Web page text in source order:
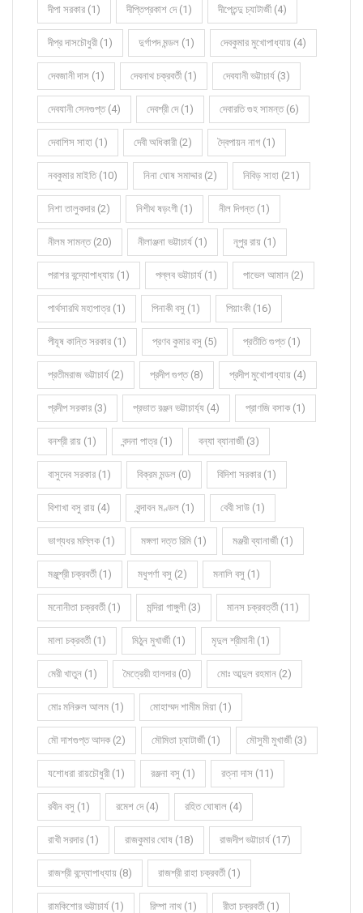
দীপা সরকার (1) দীপ্তিপ্রকাশ দে (1) দীপ্তেন্দু চ্যাটার্জী (4)
দীপ্র দাসচৌধুরী (1) দুর্গাপদ মন্ডল (1) দেবকুমার মুখোপাধ্যায় (4)
দেবজানী দাস (1) দেবনাথ চক্রবর্তী (1) দেবযানী ভট্টাচার্য (3)
দেবযানী সেনগুপ্ত (4) দেবশ্রী দে (1) দেবারতি গুহ সামন্ত (6)
দেবাশিস সাহা (1) দেবী অধিকারী (2) দ্বৈপায়ন নাগ (1)
নবকুমার মাইতি (10) নিনা ঘোষ সমাদ্দার (2) নিবিড় সাহা (21)
নিশা তালুকদার (2) নিশীথ ষড়ংগী (1) নীল দিগন্ত (1)
নীলম সামন্ত (20) নীলাঞ্জনা ভট্টাচার্য (1) নূপুর রায় (1)
পরাশর বন্দ্যোপাধ্যায় (1) পল্লব ভট্টাচার্য (1) পাভেল আমান (2)
পার্থসারথি মহাপাত্র (1) পিনাকী বসু (1) পিয়াংকী (16)
পীযূষ কান্তি সরকার (1) প্রণব কুমার বসু (5) প্রতীতি গুপ্ত (1)
প্রতীমরাজ ভট্টাচার্য (2) প্রদীপ গুপ্ত (8) প্রদীপ মুখোপাধ্যায় (4)
প্রদীপ সরকার (3) প্রভাত রঞ্জন ভট্টাচার্য্য (4) প্রাণজি বসাক (1)
বনশ্রী রায় (1) বন্দনা পাত্র (1) বন্যা ব্যানার্জী (3)
বাসুদেব সরকার (1) বিক্রম মন্ডল (0) বিদিশা সরকার (1)
বিশাখা বসু রায় (4) বৃন্দাবন মণ্ডল (1) বেবী সাউ (1)
ভাগ্যধর মল্লিক (1) মঙ্গলা দত্ত রিমি (1) মঞ্জরী ব্যানার্জী (1)
মঞ্জুশ্রী চক্রবর্তী (1) মধুপর্ণা বসু (2) মনালি বসু (1)
মনোনীতা চক্রবর্তী (1) মন্দিরা গাঙ্গুলী (3) মানস চক্রবর্ত্তী (11)
মালা চক্রবর্তী (1) মিঠুন মুখার্জী (1) মৃদুল শ্রীমানী (1)
মেরী খাতুন (1) মৈত্রেয়ী হালদার (0) মোঃ আব্দুল রহমান (2)
মোঃ মনিরুল আলম (1) মোহাম্মদ শামীম মিয়া (1)
মৌ দাশগুপ্ত আদক (2) মৌমিতা চ্যাটার্জী (1) মৌসুমী মুখার্জী (3)
যশোধরা রায়চৌধুরী (1) রঞ্জনা বসু (1) রত্না দাস (11)
রবীন বসু (1) রমেশ দে (4) রহিত ঘোষাল (4)
রাখী সরদার (1) রাজকুমার ঘোষ (18) রাজদীপ ভট্টাচার্য (17)
রাজশ্রী বন্দ্যোপাধ্যায় (8) রাজশ্রী রাহা চক্রবর্তী (1)
রামকিশোর ভট্টাচার্য (1) রিম্পা নাথ (1) রীতা চক্রবর্তী (1)